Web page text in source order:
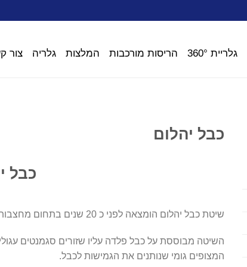
גלריית 360° הריסות מורכבות המלצות גלריה צור
כבל יהלום
כבל
שיטת כבל יהלום הומצאה לפני כ 20 שנים בתחום מחצבות השיש והועתקה לתחום הבטון לפני כ 15 שנים.
השיטה מבוססת על כבל פלדה עליו שזורים סגמנטים
המצופים גומי שנותנים את הגמישות לכבל.